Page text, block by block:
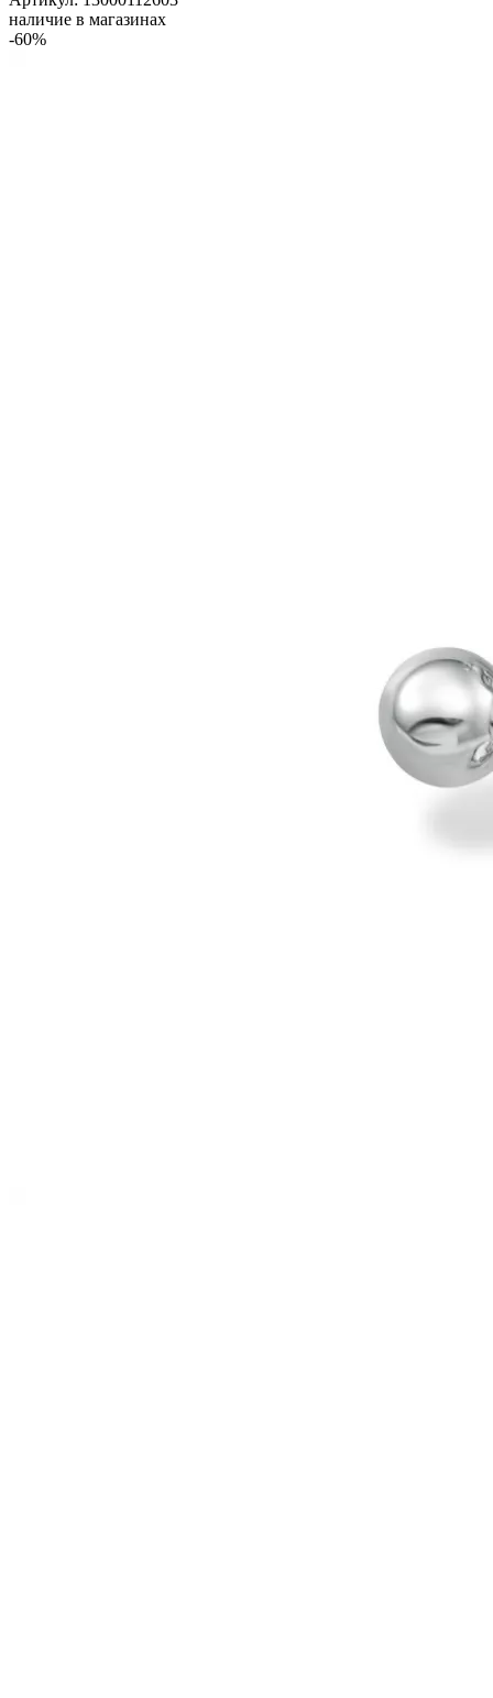
наличие в магазинах
-60%